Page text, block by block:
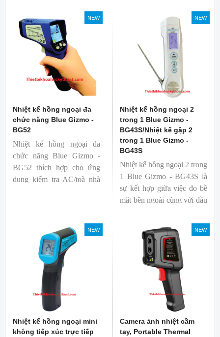
NEW
Nhiệt kế hồng ngoại đa
chức năng Blue Gizmo -
BG52
Nhiệt kế hồng ngoại đa
chức năng Blue Gizmo -
BG52 thích hợp cho ứng
dụng kiểm tra AC/toà nhà
NEW
Nhiệt kế hồng ngoại 2
trong 1 Blue Gizmo -
BG43S/Nhiệt kế gập 2
trong 1 Blue Gizmo -
BG43S
Nhiệt kế hồng ngoại 2 trong
1 Blue Gizmo - BG43S là
sự kết hợp giữa việc đo bề
mặt bên ngoài cùng với đầu
Nhiệt kế thích hợp cho
ngành công nghiệp thực
NEW
Nhiệt kế hồng ngoại mini
không tiếp xúc trực tiếp
NEW
Camera ảnh nhiệt cầm
tay, Portable Thermal